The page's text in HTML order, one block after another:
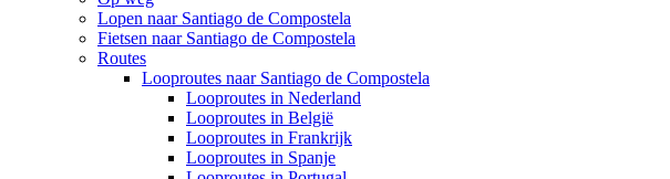
Lopen naar Santiago de Compostela
Fietsen naar Santiago de Compostela
Routes
Looproutes naar Santiago de Compostela
Looproutes in Nederland
Looproutes in België
Looproutes in Frankrijk
Looproutes in Spanje